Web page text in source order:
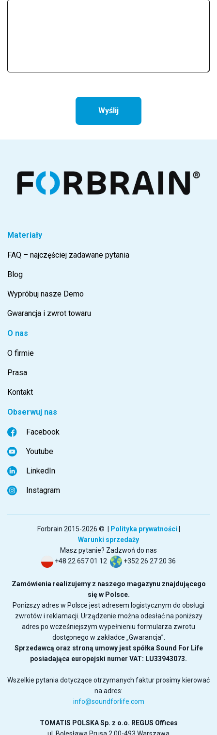
Materiały
FAQ – najczęściej zadawane pytania
Blog
Wypróbuj nasze Demo
Gwarancja i zwrot towaru
O nas
O firmie
Prasa
Kontakt
Obserwuj nas
Facebook
Youtube
LinkedIn
Instagram
Forbrain 2015-2026 © | Polityka prywatności
Warunki sprzedaży
Masz pytanie? Zadzwoń do nas
+48 22 657 01 12
+352 26 27 20 36
Zamówienia realizujemy z naszego magazynu znajdującego
się w Polsce.
Poniższy adres w Polsce jest adresem logistycznym do obsługi
zwrotów i reklamacji. Urządzenie można odesłać na poniższy
adres po wcześniejszym wypełnieniu formularza zwrotu
dostępnego w zakładce „Gwarancja”.
Sprzedawcą oraz stroną umowy jest spółka Sound For Life
posiadająca europejski numer VAT: LU33943073.
Wszelkie pytania dotyczące otrzymanych faktur prosimy kierować
na adres:
info@soundforlife.com
TOMATIS POLSKA Sp. z o.o. REGUS Offices